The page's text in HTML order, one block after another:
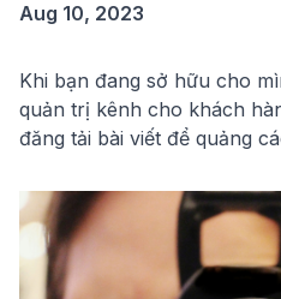
Aug 10, 2023
Khi bạn đang sở hữu cho
quản trị kênh cho khách
đăng tải bài viết để quảng